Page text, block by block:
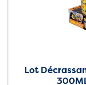
Lot